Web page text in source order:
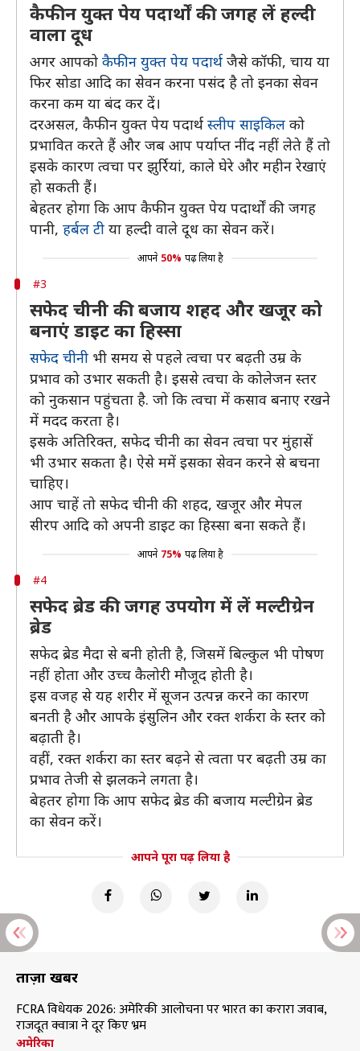
कैफीन युक्त पेय पदार्थों की जगह लें हल्दी
वाला दूध
अगर आपको कैफीन युक्त पेय पदार्थ जैसे कॉफी, चाय या
फिर सोडा आदि का सेवन करना पसंद है तो इनका सेवन
करना कम या बंद कर दें।
दरअसल, कैफीन युक्त पेय पदार्थ स्लीप साइकिल को
प्रभावित करते हैं और जब आप पर्याप्त नींद नहीं लेते हैं तो
इसके कारण त्वचा पर झुर्रियां, काले घेरे और महीन रेखाएं
हो सकती हैं।
बेहतर होगा कि आप कैफीन युक्त पेय पदार्थों की जगह
पानी, हर्बल टी या हल्दी वाले दूध का सेवन करें।
आपने 50% पढ़ लिया है
#3
सफेद चीनी की बजाय शहद और खजूर को
बनाएं डाइट का हिस्सा
सफेद चीनी भी समय से पहले त्वचा पर बढ़ती उम्र के
प्रभाव को उभार सकती है। इससे त्वचा के कोलेजन स्तर
को नुकसान पहुंचता है. जो कि त्वचा में कसाव बनाए रखने
में मदद करता है।
इसके अतिरिक्त, सफेद चीनी का सेवन त्वचा पर मुंहासें
भी उभार सकता है। ऐसे ममें इसका सेवन करने से बचना
चाहिए।
आप चाहें तो सफेद चीनी की शहद, खजूर और मेपल
सीरप आदि को अपनी डाइट का हिस्सा बना सकते हैं।
आपने 75% पढ़ लिया है
#4
सफेद ब्रेड की जगह उपयोग में लें मल्टीग्रेन
ब्रेड
सफेद ब्रेड मैदा से बनी होती है, जिसमें बिल्कुल भी पोषण
नहीं होता और उच्च कैलोरी मौजूद होती है।
इस वजह से यह शरीर में सूजन उत्पन्न करने का कारण
बनती है और आपके इंसुलिन और रक्त शर्करा के स्तर को
बढ़ाती है।
वहीं, रक्त शर्करा का स्तर बढ़ने से त्वता पर बढ़ती उम्र का
प्रभाव तेजी से झलकने लगता है।
बेहतर होगा कि आप सफेद ब्रेड की बजाय मल्टीग्रेन ब्रेड
का सेवन करें।
आपने पूरा पढ़ लिया है
ताज़ा खबरें
FCRA विधेयक 2026: अमेरिकी आलोचना पर भारत का करारा जवाब,
राजदूत क्वात्रा ने दूर किए भ्रम
अमेरिका